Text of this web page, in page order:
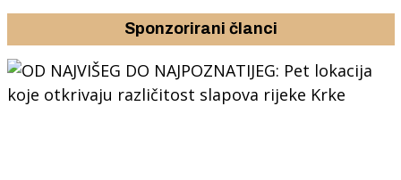
Sponzorirani članci